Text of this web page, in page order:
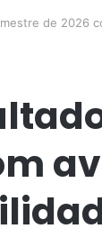
de 2026